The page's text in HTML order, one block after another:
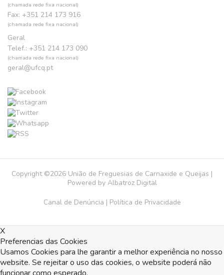
(chamada rede fixa nacional)
Fax: +351 214 173 916
(chamada rede fixa nacional)
Geral
Telef.: +351 214 173 090
(chamada rede fixa nacional)
geral@ufcq.pt
Copyright ©2026 União de Freguesias de Carnaxide e Queijas |
Powered by Albatroz Digital
Canal de Denúncia | Política de Privacidade
X
Preferencias das Cookies
Usamos Cookies para lhe garantir a melhor experiência no nosso
website. Se rejeitar o uso das cookies, o website poderá não